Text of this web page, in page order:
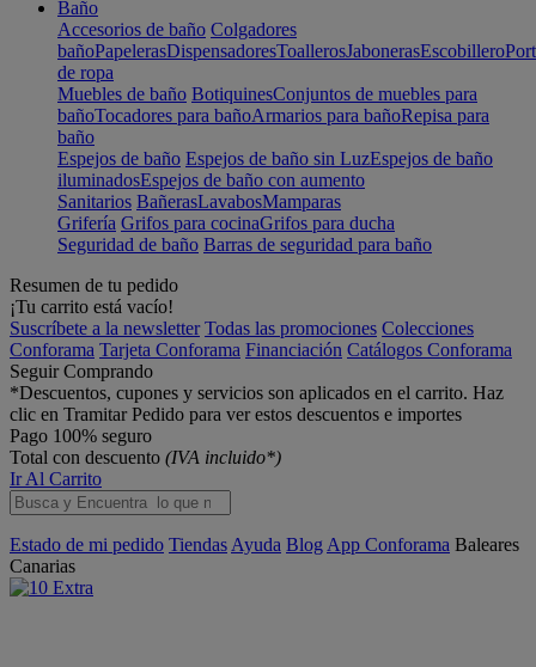
Baño
Accesorios de baño Colgadores
bañoPapelerasDispensadoresToallerosJabonerasEscobillero
de ropa
Muebles de baño BotiquinesConjuntos de muebles para
bañoTocadores para bañoArmarios para bañoRepisa para
baño
Espejos de baño Espejos de baño sin LuzEspejos de baño
iluminadosEspejos de baño con aumento
Sanitarios BañerasLavabosMamparas
Grifería Grifos para cocinaGrifos para ducha
Seguridad de baño Barras de seguridad para baño
Resumen de tu pedido
¡Tu carrito está vacío!
Suscríbete a la newsletter Todas las promociones Colecciones
Conforama Tarjeta Conforama Financiación Catálogos Conforama
Seguir Comprando
*Descuentos, cupones y servicios son aplicados en el carrito. Haz
clic en Tramitar Pedido para ver estos descuentos e importes
Pago 100% seguro
Total con descuento (IVA incluido*)
Ir Al Carrito
Estado de mi pedido Tiendas Ayuda Blog App Conforama Baleares
Canarias